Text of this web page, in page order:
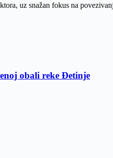
uz snažan fokus na
obali reke Đetinje